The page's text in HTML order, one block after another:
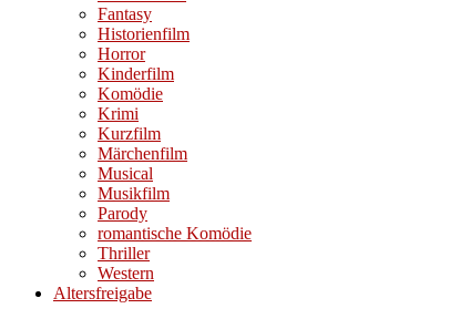
Fantasy
Historienfilm
Horror
Kinderfilm
Komödie
Krimi
Kurzfilm
Märchenfilm
Musical
Musikfilm
Parody
romantische Komödie
Thriller
Western
Altersfreigabe